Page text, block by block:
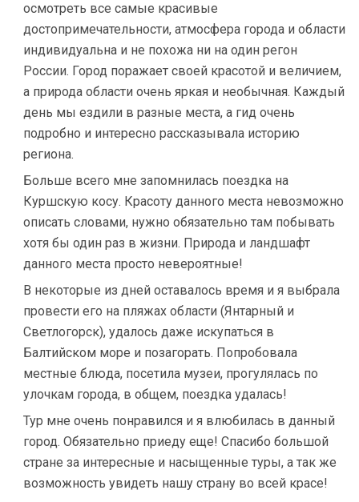
осмотреть все самые красивые
достопримечательности, атмосфера города и области
индивидуальна и не похожа ни на один регон
России. Город поражает своей красотой и величием,
а природа области очень яркая и необычная. Каждый
день мы ездили в разные места, а гид очень
подробно и интересно рассказывала историю
региона.
Больше всего мне запомнилась поездка на
Куршскую косу. Красоту данного места невозможно
описать словами, нужно обязательно там побывать
хотя бы один раз в жизни. Природа и ландшафт
данного места просто невероятные!
В некоторые из дней оставалось время и я выбрала
провести его на пляжах области (Янтарный и
Светлогорск), удалось даже искупаться в
Балтийском море и позагорать. Попробовала
местные блюда, посетила музеи, прогулялась по
улочкам города, в общем, поездка удалась!
Тур мне очень понравился и я влюбилась в данный
город. Обязательно приеду еще! Спасибо большой
стране за интересные и насыщенные туры, а так же
возможность увидеть нашу страну во всей красе!